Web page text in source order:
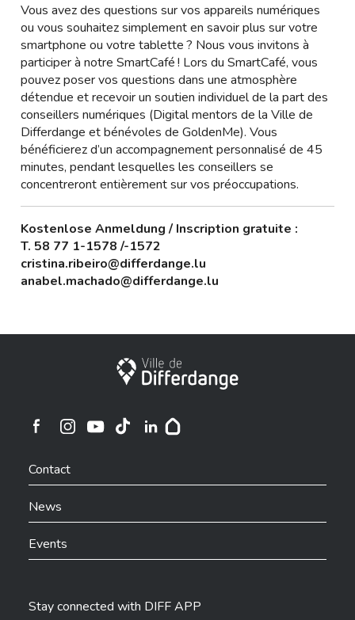
Vous avez des questions sur vos appareils numériques
ou vous souhaitez simplement en savoir plus sur votre
smartphone ou votre tablette ? Nous vous invitons à
participer à notre SmartCafé ! Lors du SmartCafé, vous
pouvez poser vos questions dans une atmosphère
détendue et recevoir un soutien individuel de la part des
conseillers numériques (Digital mentors de la Ville de
Differdange et bénévoles de GoldenMe). Vous
bénéficierez d’un accompagnement personnalisé de 45
minutes, pendant lesquelles les conseillers se
concentreront entièrement sur vos préoccupations.
Kostenlose Anmeldung / Inscription gratuite :
T. 58 77 1-1578 /-1572
cristina.ribeiro@differdange.lu
anabel.machado@differdange.lu
City of Differdange
Ville de Differdange sur Instagram
Contact
News
Events
Stay connected with DIFF APP